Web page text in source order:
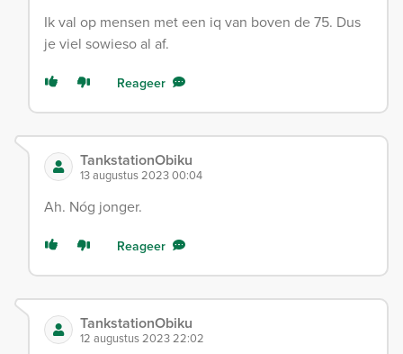
Ik val op mensen met een iq van boven de 75. Dus
je viel sowieso al af.
Reageer
TankstationObiku
13 augustus 2023 00:04
Ah. Nóg jonger.
Reageer
TankstationObiku
12 augustus 2023 22:02